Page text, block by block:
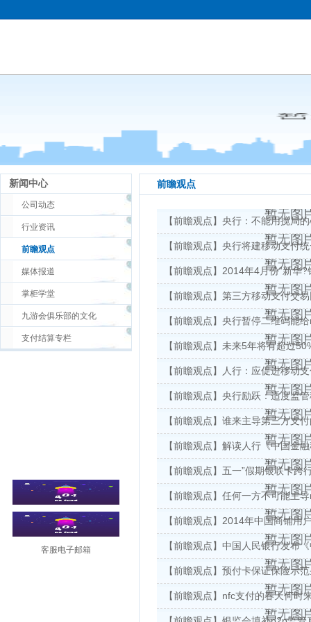
新闻中心
公司动态
行业资讯
前瞻观点
媒体报道
掌柜学堂
九游会俱乐部的文化
支付结算专栏
客服电子邮箱
前瞻观点
【前瞻观点】央行：不能用搅局
【前瞻观点】央行将建移动支付
【前瞻观点】2014年4月份“新华
【前瞻观点】第三方移动支付交
【前瞻观点】央行暂停二维码能
【前瞻观点】未来5年将有超过
【前瞻观点】人行：应促进移动
【前瞻观点】央行励跃：适度监
【前瞻观点】谁来主导第三方支
【前瞻观点】解读人行《中国金
【前瞻观点】五一”假期银联卡跨
【前瞻观点】任何一方不可能主
【前瞻观点】2014年中国商铺用
【前瞻观点】中国人民银行发布
【前瞻观点】预付卡保证保险示
【前瞻观点】nfc支付的春天何时